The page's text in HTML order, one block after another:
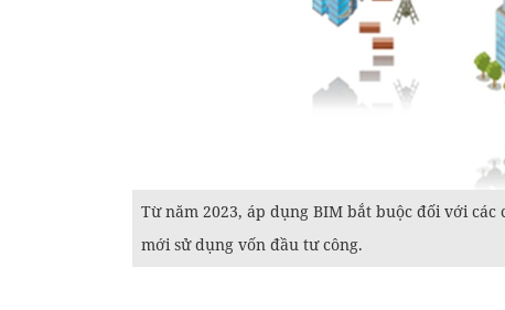
Từ năm 2023, áp dụng BIM bắt buộc đối với
mới sử dụng vốn đầu tư công.